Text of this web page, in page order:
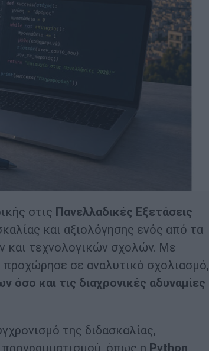
στις Πανελλαδικές Εξετάσεις
και αξιολόγησης ενός από τα
και τεχνολογικών σχολών. Με
προχώρησε σε αναλυτικό σχολιασμό,
και τις διαχρονικές αδυναμίες
της διδασκαλίας,